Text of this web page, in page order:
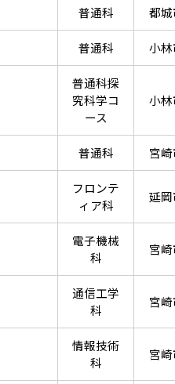
普通科 都
普通科 小
普通科探
究科学コ
ース
小
普通科 宮
フロンテ
ィア科
延
電子機械
科
宮
通信工学
科
宮
情報技術
科
宮